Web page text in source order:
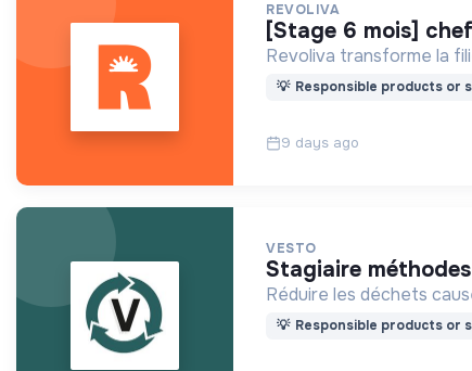
REVOLIVA
[stage 6 mois]
Revoliva transforme la
💡 Responsible products or
9 days ago
VESTO
stagiaire
Réduire les déchets
💡 Responsible products or